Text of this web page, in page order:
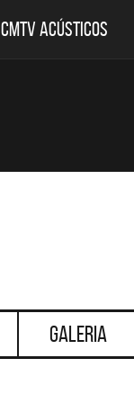
CMTV ACÚSTICOS
Galeria